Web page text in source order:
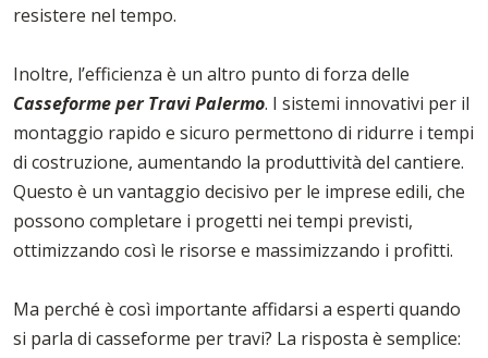
resistere nel tempo.
Inoltre, l’efficienza è un altro punto di forza delle
Casseforme per Travi Palermo. I sistemi innovativi per il
montaggio rapido e sicuro permettono di ridurre i tempi
di costruzione, aumentando la produttività del cantiere.
Questo è un vantaggio decisivo per le imprese edili, che
possono completare i progetti nei tempi previsti,
ottimizzando così le risorse e massimizzando i profitti.
Ma perché è così importante affidarsi a esperti quando
si parla di casseforme per travi? La risposta è semplice: